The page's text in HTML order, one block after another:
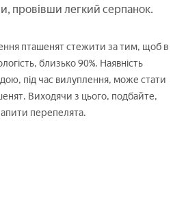
провівши легкий серпанок.
пташенят стежити за тим, щоб в
близько 90%. Наявність
під час вилуплення, може стати
Виходячи з цього, подбайте,
перепелята.